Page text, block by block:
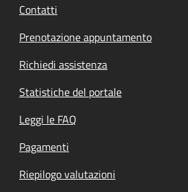
Contatti
Prenotazione appuntamento
Richiedi assistenza
Statistiche del portale
Leggi le FAQ
Pagamenti
Riepilogo valutazioni